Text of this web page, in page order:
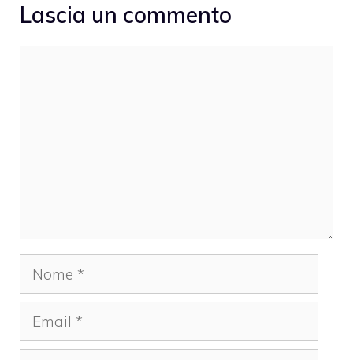
Lascia un commento
Nome
Email